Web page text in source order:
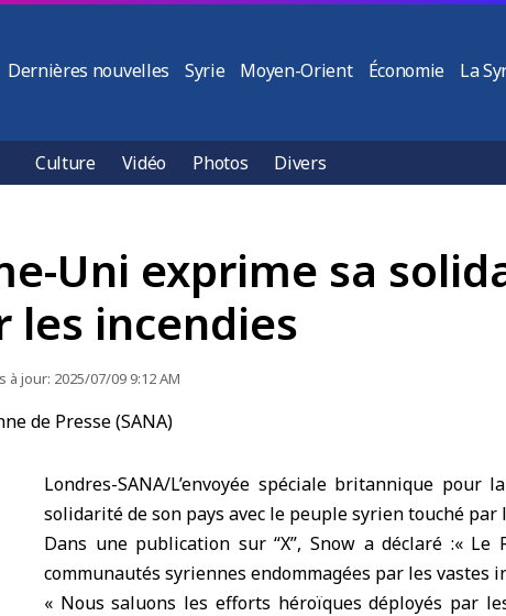
Dernières nouvelles Syrie Moyen-Orient Économie La
Culture Vidéo Photos Divers
Uni exprime sa
les incendies
à jour: 2025/07/09 9:12 AM
Londres-SANA/L’envoyée spéciale britannique pour
solidarité de son pays avec le peuple syrien touché
Dans une publication sur “X”, Snow a déclaré :«
communautés syriennes endommagées par les vastes
« Nous saluons les efforts héroïques déployés par